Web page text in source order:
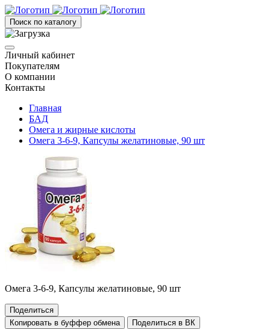
Поиск по каталогу
Личный кабинет
Покупателям
О компании
Контакты
Главная
БАД
Омега и жирные кислоты
Омега 3-6-9, Капсулы желатиновые, 90 шт
Омега 3-6-9, Капсулы желатиновые, 90 шт
Поделиться
Копировать в буффер обмена
Поделиться в ВК